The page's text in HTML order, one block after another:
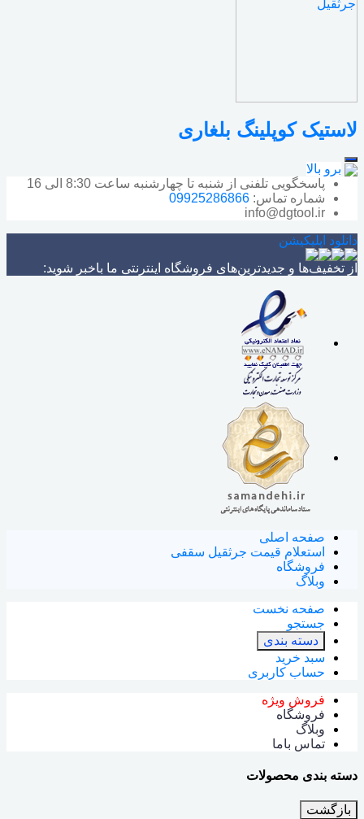
لاستیک کوپلینگ بلغاری
برو بالا
پاسخگویی تلفنی از شنبه تا چهارشنبه ساعت 8:30 الی 16
شماره تماس: 09925286866
info@dgtool.ir
دانلود اپلیکیشن
از تخفیف‌ها و جدیدترین‌های فروشگاه اینترنتی ما باخبر شوید:
صفحه اصلی
استعلام قیمت جرثقیل سقفی
فروشگاه
وبلاگ
صفحه نخست
جستجو
دسته بندی
سبد خرید
حساب کاربری
فروش ویژه
فروشگاه
وبلاگ
تماس باما
دسته بندی محصولات
بازگشت